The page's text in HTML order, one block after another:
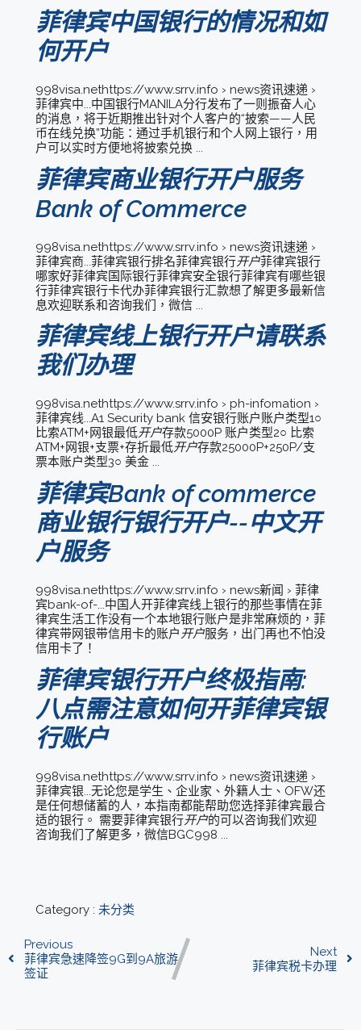
菲律宾中国银行的情况和如
何开户
998visa.nethttps://www.srrv.info › news资讯速递 ›
菲律宾中...中国银行MANILA分行发布了一则振奋人心
的消息，将于近期推出针对个人客户的“披索——人民
币在线兑换”功能：通过手机银行和个人网上银行，用
户可以实时方便地将披索兑换 ...
菲律宾商业银行开户服务
Bank of Commerce
998visa.nethttps://www.srrv.info › news资讯速递 ›
菲律宾商...菲律宾银行排名菲律宾银行开户菲律宾银行
哪家好菲律宾国际银行菲律宾安全银行菲律宾有哪些银
行菲律宾银行卡代办菲律宾银行汇款想了解更多最新信
息欢迎联系和咨询我们，微信 ...
菲律宾线上银行开户请联系
我们办理
998visa.nethttps://www.srrv.info › ph-infomation ›
菲律宾线...A1 Security bank 信安银行账户账户类型1○
比索ATM+网银最低开户存款5000P 账户类型2○ 比索
ATM+网银+支票+存折最低开户存款25000P+250P/支
票本账户类型3○ 美金 ...
菲律宾Bank of commerce
商业银行银行开户--中文开
户服务
998visa.nethttps://www.srrv.info › news新闻 › 菲律
宾bank-of-...中国人开菲律宾线上银行的那些事情在菲
律宾生活工作没有一个本地银行账户是非常麻烦的，菲
律宾带网银带信用卡的账户开户服务，出门再也不怕没
信用卡了！
菲律宾银行开户终极指南:
八点需注意如何开菲律宾银
行账户
998visa.nethttps://www.srrv.info › news资讯速递 ›
菲律宾银...无论您是学生、企业家、外籍人士、OFW还
是任何想储蓄的人，本指南都能帮助您选择菲律宾最合
适的银行。 需要菲律宾银行开户的可以咨询我们欢迎
咨询我们了解更多，微信BGC998 ...
Category : 未分类
Previous
菲律宾急速降签9G到9A旅游
签证
Next
菲律宾税卡办理